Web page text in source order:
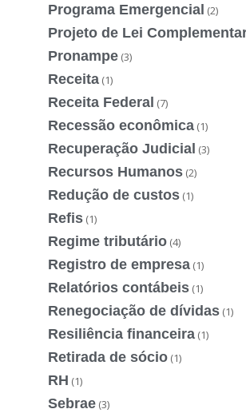
Programa Emergencial (2)
Projeto de Lei
Pronampe (3)
Receita (1)
Receita Federal (7)
Recessão econômica (1)
Recuperação Judicial (3)
Recursos Humanos (2)
Redução de custos (1)
Refis (1)
Regime tributário (4)
Registro de empresa (1)
Relatórios contábeis (1)
Renegociação de dívidas (1)
Resiliência financeira (1)
Retirada de sócio (1)
RH (1)
Sebrae (3)